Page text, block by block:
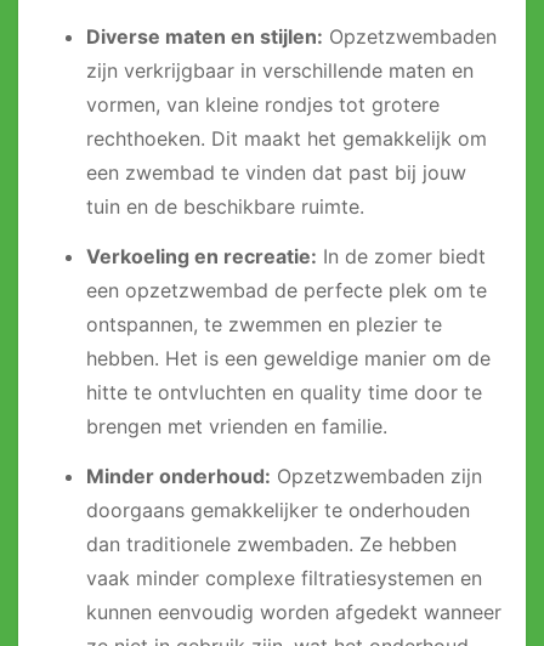
Diverse maten en stijlen: Opzetzwembaden
zijn verkrijgbaar in verschillende maten en
vormen, van kleine rondjes tot grotere
rechthoeken. Dit maakt het gemakkelijk om
een zwembad te vinden dat past bij jouw
tuin en de beschikbare ruimte.
Verkoeling en recreatie: In de zomer biedt
een opzetzwembad de perfecte plek om te
ontspannen, te zwemmen en plezier te
hebben. Het is een geweldige manier om de
hitte te ontvluchten en quality time door te
brengen met vrienden en familie.
Minder onderhoud: Opzetzwembaden zijn
doorgaans gemakkelijker te onderhouden
dan traditionele zwembaden. Ze hebben
vaak minder complexe filtratiesystemen en
kunnen eenvoudig worden afgedekt wanneer